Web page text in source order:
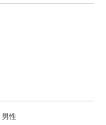
男性